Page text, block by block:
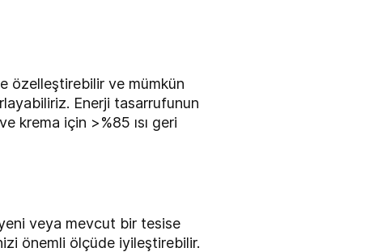
özelleştirebilir ve mümkün
Enerji tasarrufunun
krema için >%85 ısı geri
yeni veya mevcut bir tesise
önemli ölçüde iyileştirebilir.